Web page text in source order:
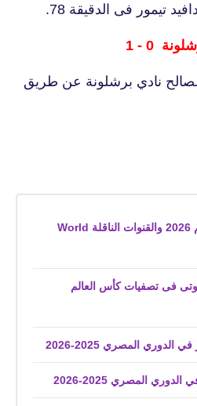
تيمور فى الدقيقة 78.
لصالح نادي برشلونة عن طريق
موعد قرعة كأس العالم 2026 والقنوات الناقلة World
فى تصفيات كأس العالم
المصري 2025-2026
المصري 2025-2026